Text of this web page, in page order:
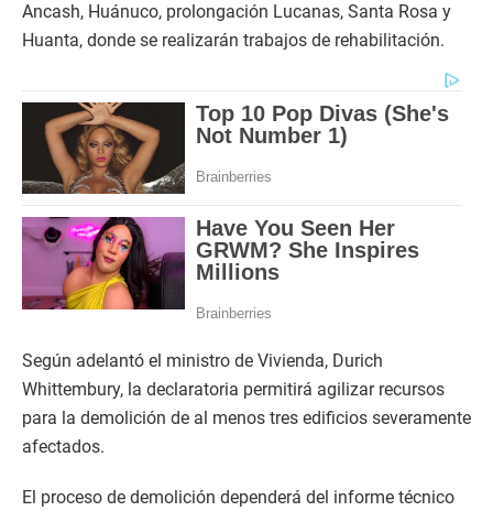
Ancash, Huánuco, prolongación Lucanas, Santa Rosa y
Huanta, donde se realizarán trabajos de rehabilitación.
Según adelantó el ministro de Vivienda, Durich
Whittembury, la declaratoria permitirá agilizar recursos
para la demolición de al menos tres edificios severamente
afectados.
El proceso de demolición dependerá del informe técnico